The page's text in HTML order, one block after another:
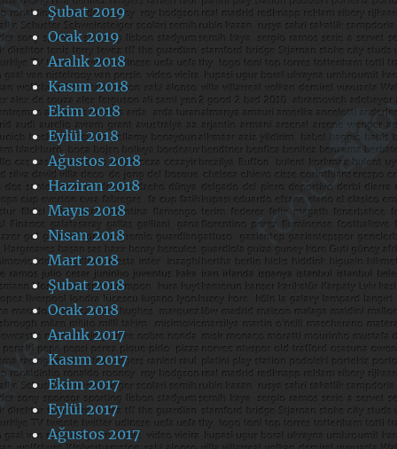
Şubat 2019
Ocak 2019
Aralık 2018
Kasım 2018
Ekim 2018
Eylül 2018
Ağustos 2018
Haziran 2018
Mayıs 2018
Nisan 2018
Mart 2018
Şubat 2018
Ocak 2018
Aralık 2017
Kasım 2017
Ekim 2017
Eylül 2017
Ağustos 2017